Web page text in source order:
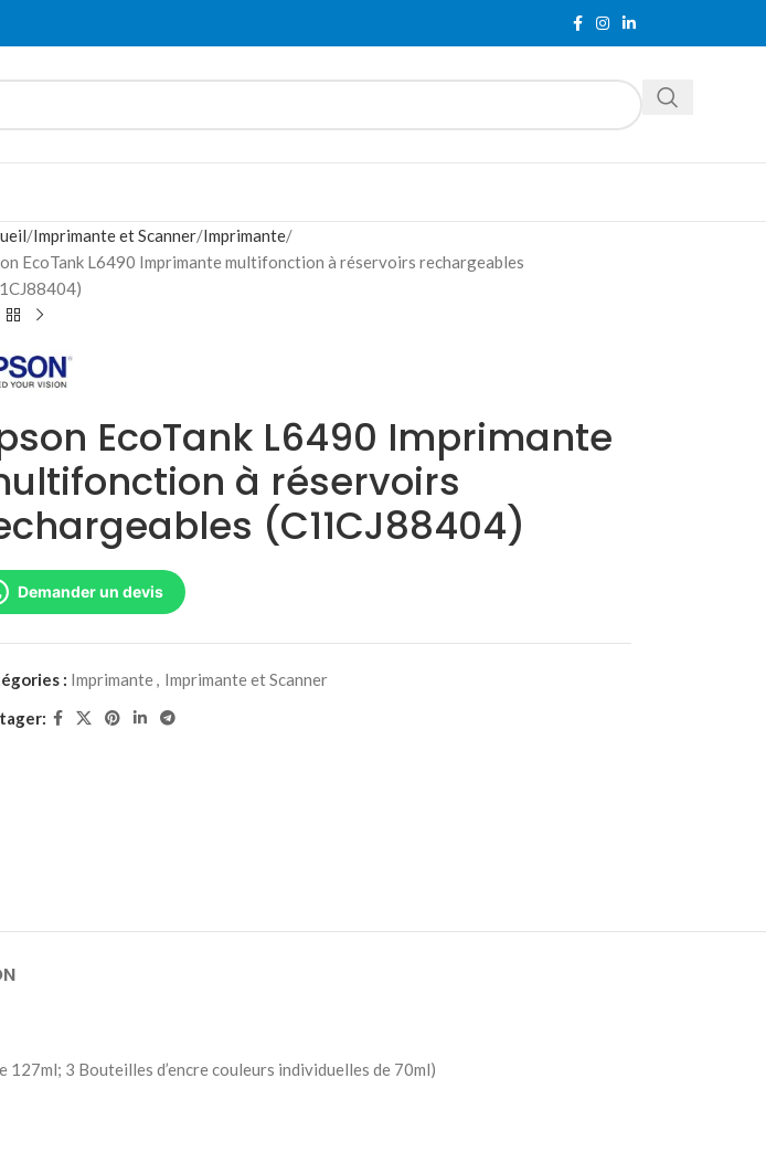
Imprimante et Scanner Imprimante
EcoTank L6490 Imprimante multifonction à réservoirs rechargeables
EcoTank L6490 Imprimante
à réservoirs
(C11CJ88404)
Demander un devis
: Imprimante
Imprimante et Scanner
127ml; 3 Bouteilles d’encre couleurs individuelles de 70ml)